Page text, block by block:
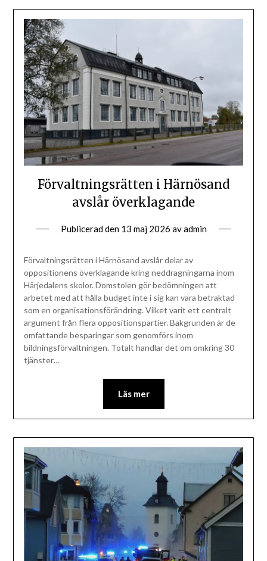
Förvaltningsrätten i Härnösand
avslår överklagande
Publicerad den 13 maj 2026 avadmin
Förvaltningsrätten i Härnösand avslår delar av
oppositionens överklagande kring neddragningarna inom
Härjedalens skolor. Domstolen gör bedömningen att
arbetet med att hålla budget inte i sig kan vara betraktad
som en organisationsförändring. Vilket varit ett centralt
argument från flera oppositionspartier. Bakgrunden är de
omfattande besparingar som genomförs inom
bildningsförvaltningen. Totalt handlar det om omkring 30
tjänster…
Läs mer